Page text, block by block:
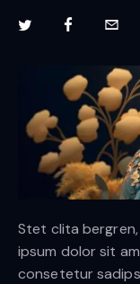
Stet clita
ipsum dolor sit
consetetur